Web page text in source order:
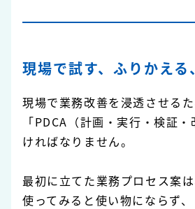
現場で試す、ふりかえる
現場で業務改善を浸透させるた
「PDCA（計画・実行・検証
ければなりません。
最初に立てた業務プロセス案
使ってみると使い物にならず